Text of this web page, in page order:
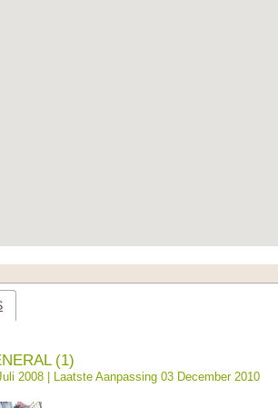
(1)
2008 | Laatste Aanpassing 03 December 2010